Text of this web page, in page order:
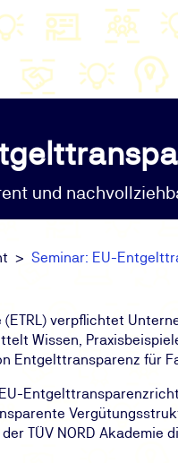
und
Seminar: EU-
verpflichtet
Wissen,
Entgelttransparenz für
TÜV NORD Akademie